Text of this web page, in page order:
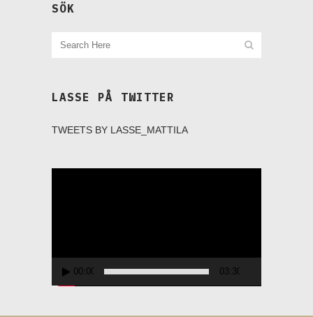
SÖK
LASSE PÅ TWITTER
TWEETS BY LASSE_MATTILA
00:00 03:30